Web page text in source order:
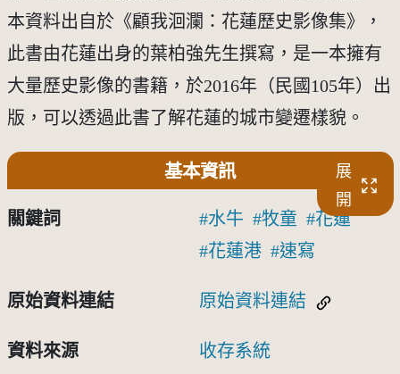
本資料出自於《顧我洄瀾：花蓮歷史影像集》，
此書由花蓮出身的葉柏強先生撰寫，是一本擁有
大量歷史影像的書籍，於2016年（民國105年）出
版，可以透過此書了解花蓮的城市變遷樣貌。
基本資訊
展
開
關鍵詞 水牛 牧童
花蓮
花蓮港
速寫
原始資料連結 原始資料連結
資料來源 收存系統